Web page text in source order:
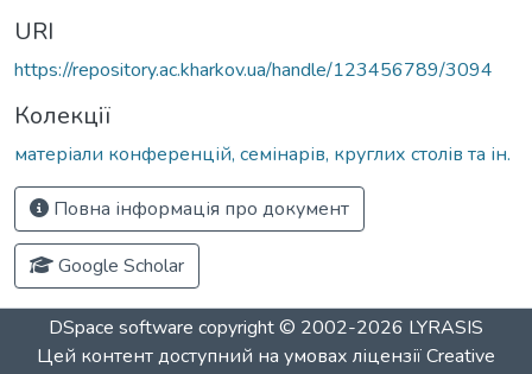
URI
https://repository.ac.kharkov.ua/handle/123456789/3094
Колекції
матеріали конференцій, семінарів, круглих столів та ін.
Повна інформація про документ
Google Scholar
DSpace software copyright © 2002-2026 LYRASIS
Цей контент доступний на умовах ліцензіїCreative